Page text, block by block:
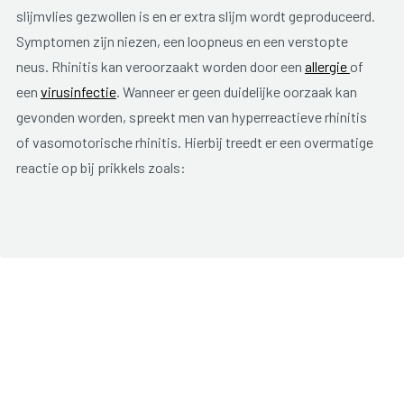
slijmvlies gezwollen is en er extra slijm wordt geproduceerd.
Symptomen zijn niezen, een loopneus en een verstopte
neus. Rhinitis kan veroorzaakt worden door een allergie of
een virusinfectie. Wanneer er geen duidelijke oorzaak kan
gevonden worden, spreekt men van hyperreactieve rhinitis
of vasomotorische rhinitis. Hierbij treedt er een overmatige
reactie op bij prikkels zoals: